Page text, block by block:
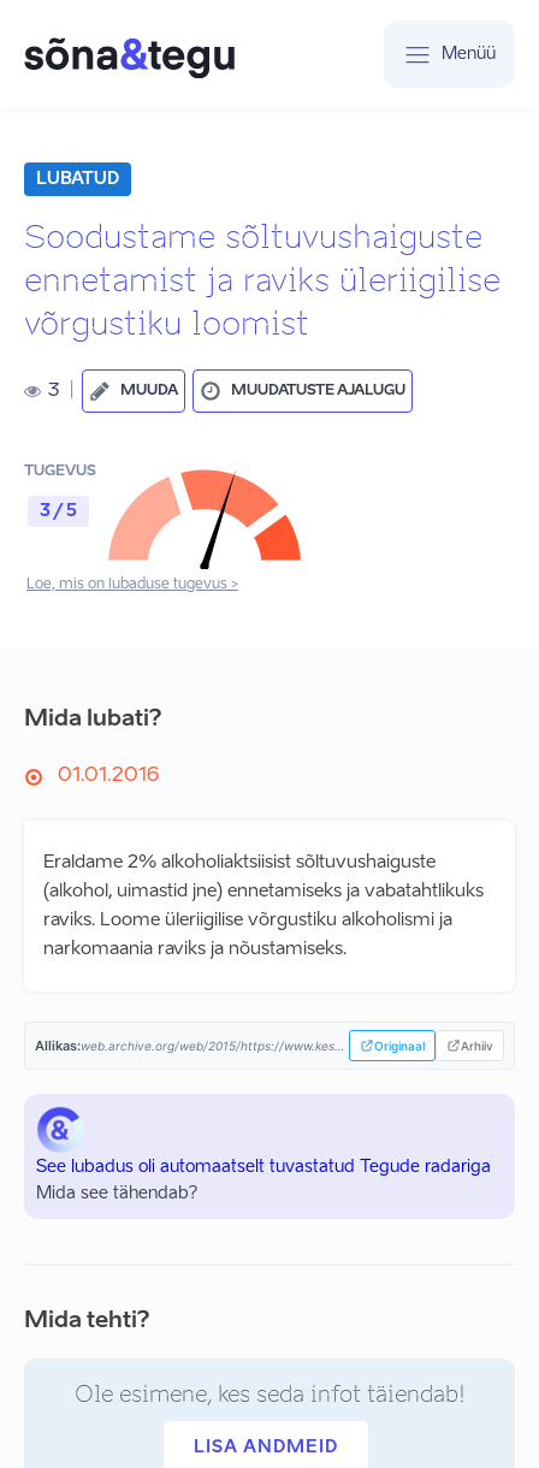
Menüü
LUBATUD
Soodustame sõltuvushaiguste
ennetamist ja raviks üleriigilise
võrgustiku loomist
3 MUUDA MUUDATUSTE AJALUGU
TUGEVUS
3 / 5
Loe, mis on lubaduse tugevus >
Mida lubati?
01.01.2016
Eraldame 2% alkoholiaktsiisist sõltuvushaiguste
(alkohol, uimastid jne) ennetamiseks ja vabatahtlikuks
raviks. Loome üleriigilise võrgustiku alkoholismi ja
narkomaania raviks ja nõustamiseks.
Allikas: Originaal Arhiiv
See lubadus oli automaatselt tuvastatud Tegude radariga
Mida see tähendab?
Mida tehti?
Ole esimene, kes seda infot täiendab!
LISA ANDMEID